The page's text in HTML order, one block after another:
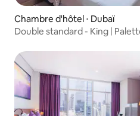
Chambre d'hôtel ⋅ Dubaï
Double standard - King |